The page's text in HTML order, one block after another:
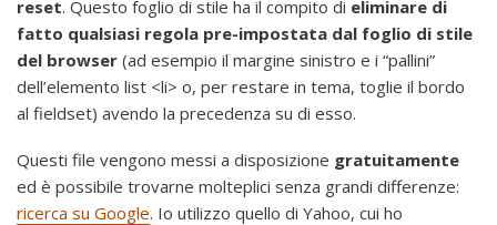
reset. Questo foglio di stile ha il compito di eliminare di
fatto qualsiasi regola pre-impostata dal foglio di stile
del browser (ad esempio il margine sinistro e i “pallini”
dell’elemento list <li> o, per restare in tema, toglie il bordo
al fieldset) avendo la precedenza su di esso.
Questi file vengono messi a disposizione gratuitamente
ed è possibile trovarne molteplici senza grandi differenze:
ricerca su Google. Io utilizzo quello di Yahoo, cui ho